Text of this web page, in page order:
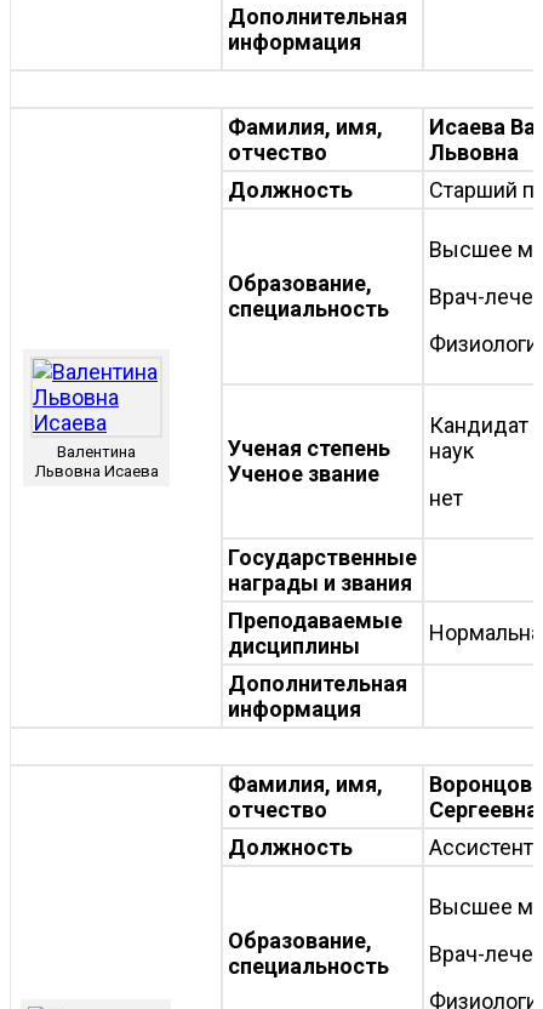
Дополнительная
информация
Валентина
Львовна Исаева
Фамилия, имя,
отчество
Исаева
Львовна
Должность
Старший
Образование,
специальность
Высшее
Врач-
Ученая степень
Ученое звание
Кандидат
наук
нет
Государственные
награды и звания
Преподаваемые
дисциплины
Дополнительная
информация
Фамилия, имя,
отчество
Сергеевна
Должность
Ассистент
Образование,
специальность
Высшее
Врач-